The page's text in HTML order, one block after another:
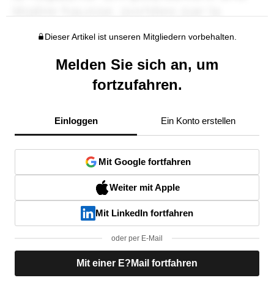
Dieser Artikel ist unseren Mitgliedern vorbehalten.
Melden Sie sich an, um
fortzufahren.
Einloggen Ein Konto erstellen
Mit Google fortfahren
Weiter mit Apple
Mit LinkedIn fortfahren
oder per E-Mail
Mit einer E?Mail fortfahren